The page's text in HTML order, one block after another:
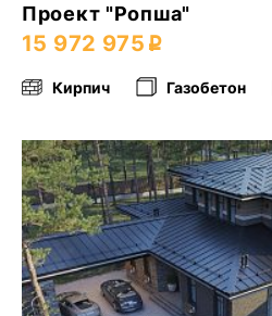
Проект "Ропша"
15 972 975
Кирпич Газобетон